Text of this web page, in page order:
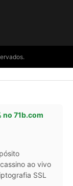
no 71b.com
ao vivo
SSL